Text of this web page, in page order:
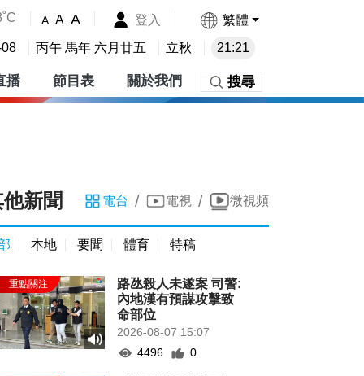
A A A 登入 繁體
丙午 馬年 六月廿五 立秋 21:21
播 節目表 關於我們 搜尋
新聞 電台 / 電視 / 微視頻
本地 要聞 體育 特稿
路氹殺人未遂案 司警:
內地漢有預謀攻擊致
命部位
2026-08-07 15:07
4496
0